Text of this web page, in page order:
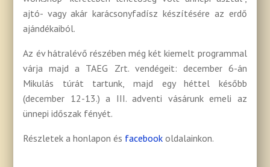
ajtó- vagy akár karácsonyfadísz készítésére az erdő
ajándékaiból.
Az év hátralévő részében még két kiemelt programmal
várja majd a TAEG Zrt. vendégeit: december 6-án
Mikulás túrát tartunk, majd egy héttel később
(december 12-13.) a III. adventi vásárunk emeli az
ünnepi időszak fényét.
Részletek a honlapon és facebook oldalainkon.